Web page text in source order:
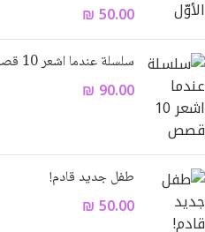
₪50.00
سلسلة عندما اشعر 10 قصص
₪ 90.00
طفل جديد قادم!
₪50.00
Facebook
Email
Instagram
WhatsApp